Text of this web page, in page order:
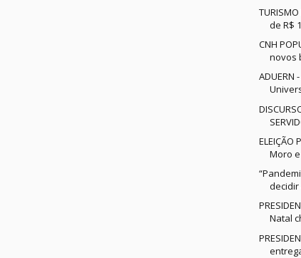
de R$
CNH
novos
ELEIÇÃO
Moro
decidir
Natal